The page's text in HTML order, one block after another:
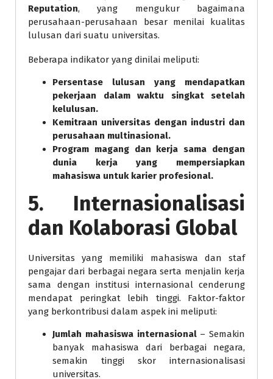
Reputation, yang mengukur bagaimana
perusahaan-perusahaan besar menilai kualitas
lulusan dari suatu universitas.
Beberapa indikator yang dinilai meliputi:
Persentase lulusan yang mendapatkan
pekerjaan dalam waktu singkat setelah
kelulusan.
Kemitraan universitas dengan industri dan
perusahaan multinasional.
Program magang dan kerja sama dengan
dunia kerja yang mempersiapkan
mahasiswa untuk karier profesional.
5. Internasionalisasi
dan Kolaborasi Global
Universitas yang memiliki mahasiswa dan staf
pengajar dari berbagai negara serta menjalin kerja
sama dengan institusi internasional cenderung
mendapat peringkat lebih tinggi. Faktor-faktor
yang berkontribusi dalam aspek ini meliputi:
Jumlah mahasiswa internasional– Semakin
banyak mahasiswa dari berbagai negara,
semakin tinggi skor internasionalisasi
universitas.